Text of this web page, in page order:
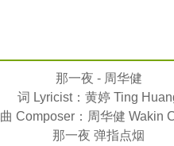
那一夜 - 周华健
词 Lyricist：黄婷 Ting
曲 Composer：周华健 Wakin
那一夜 弹指点烟